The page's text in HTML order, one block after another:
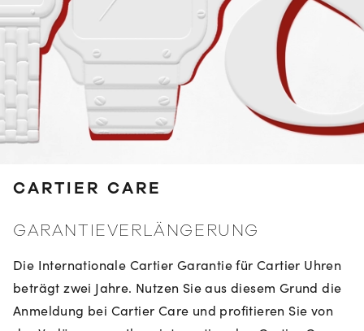
CARTIER CARE
GARANTIEVERLÄNGERUNG
Die Internationale Cartier Garantie für Cartier Uhren
beträgt zwei Jahre. Nutzen Sie aus diesem Grund die
Anmeldung bei Cartier Care und profitieren Sie von